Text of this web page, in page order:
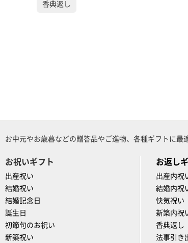
香典返し
お中元やお歳暮などの贈答品やご進物、各種ギフトに
お祝いギフト
出産祝い
結婚祝い
結婚記念日
誕生日
初節句のお祝い
新築祝い
お返し
出産内祝
結婚内祝
快気祝い
新築内祝
香典返し
法事引き